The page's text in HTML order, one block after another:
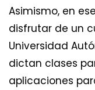
Asimismo, en
disfrutar de un
Universidad
dictan clases
aplicaciones